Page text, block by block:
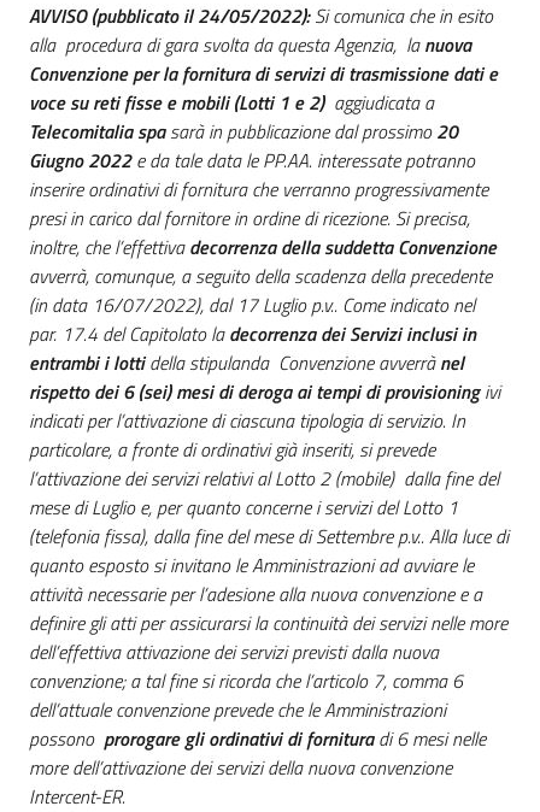
Piattaforme
telematiche
English
site
Seguici
su
AVVISO (pubblicato il 24/05/2022):Si comunica che in esito
alla procedura di gara svolta da questa Agenzia, lanuova
Convenzione per la fornitura di servizi di trasmissione dati e
voce su reti fisse e mobili (Lotti 1 e 2)aggiudicata a
Telecomitalia spasarà in pubblicazione dal prossimo20
Giugno 2022e da tale data le PP.AA. interessate potranno
inserire ordinativi di fornitura che verranno progressivamente
presi in carico dal fornitore in ordine di ricezione. Si precisa,
inoltre, che l’effettivadecorrenza della suddetta Convenzione
avverrà, comunque, a seguito della scadenza della precedente
(in data 16/07/2022), dal 17 Luglio p.v.. Come indicato nel
par. 17.4 del Capitolato ladecorrenza dei Servizi inclusi in
entrambi i lottidella stipulanda Convenzione avverrànel
rispetto dei 6 (sei) mesi di deroga ai tempi di provisioningivi
indicati per l’attivazione di ciascuna tipologia di servizio. In
particolare, a fronte di ordinativi già inseriti, si prevede
l’attivazione dei servizi relativi al Lotto 2 (mobile) dalla fine del
mese di Luglio e, per quanto concerne i servizi del Lotto 1
(telefonia fissa), dalla fine del mese di Settembre p.v.. Alla luce di
quanto esposto si invitano le Amministrazioni ad avviare le
attività necessarie per l’adesione alla nuova convenzione e a
definire gli atti per assicurarsi la continuità dei servizi nelle more
dell’effettiva attivazione dei servizi previsti dalla nuova
convenzione; a tal fine si ricorda che l’articolo 7, comma 6
dell’attuale convenzione prevede che le Amministrazioni
possono prorogaregli ordinativi di fornituradi 6 mesi nelle
more dell’attivazione dei servizi della nuova convenzione
Intercent-ER.